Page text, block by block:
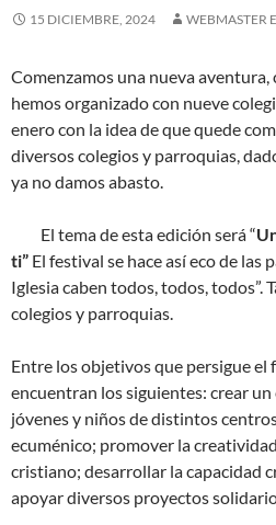
15 DICIEMBRE, 2024 WEBMASTER
Comenzamos una nueva
hemos organizado con nueve
enero con la idea de que quede
diversos colegios y parroquias,
ya no damos abasto.
El tema de esta edición será “
ti” El festival se hace así eco de las
Iglesia caben todos, todos, todos”.
colegios y parroquias.
Entre los objetivos que persigue el
encuentran los siguientes: crear
jóvenes y niños de distintos
ecuménico; promover la
cristiano; desarrollar la capacidad
apoyar diversos proyectos